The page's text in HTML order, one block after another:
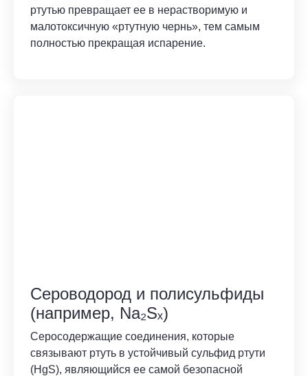
ртутью превращает ее в нерастворимую и
малотоксичную «ртутную чернь», тем самым
полностью прекращая испарение.
Сероводород и полисульфиды
(например, Na₂Sₓ)
Серосодержащие соединения, которые
связывают ртуть в устойчивый сульфид ртути
(HgS), являющийся ее самой безопасной